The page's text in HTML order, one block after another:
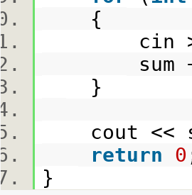
{
cin
sum
}
cout <<
return
0
}